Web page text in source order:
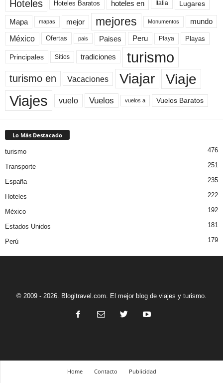
Hoteles Hoteles Baratos hoteles en Italia Lugares
Mapa mapas mejor mejores Monumentos mundo
México Ofertas pais Paises Peru Playa Playas
Principales Sitios tradiciones turismo
turismo en Vacaciones Viajar Viaje
Viajes vuelo Vuelos vuelos a Vuelos Baratos
Lo Más Destacado
turismo 476
Transporte 251
España 235
Hoteles 222
México 192
Estados Unidos 181
Perú 179
© 2009 - 2026. Blogitravel.com. El mejor blog de viajes y turismo.
Home Contacto Publicidad